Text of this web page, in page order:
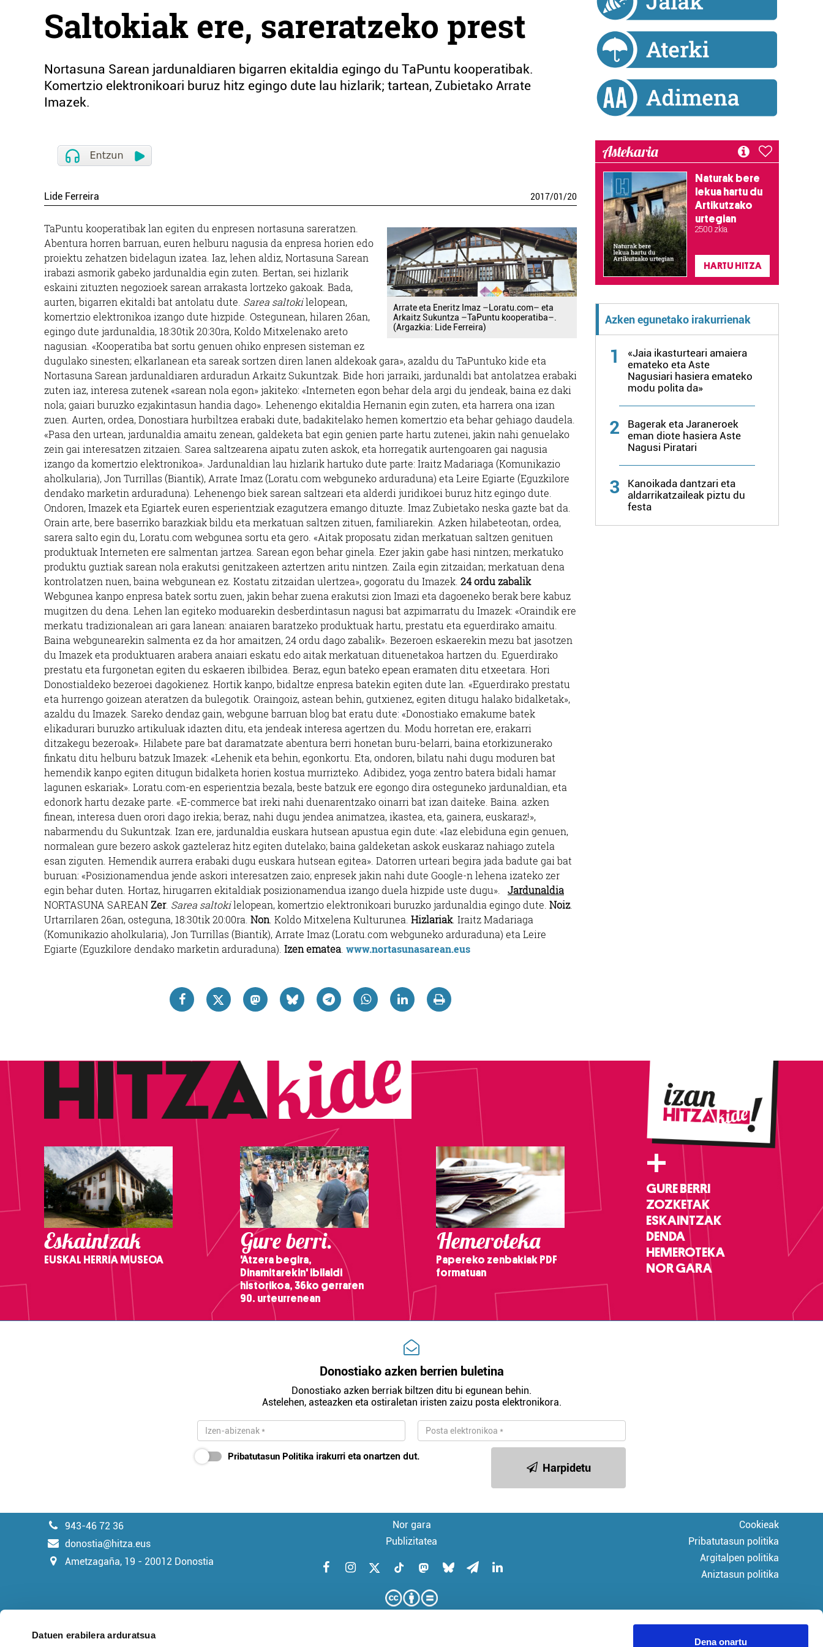
Datuen erabilera arduratsua
Dena onartu
Saltokiak ere, sareratzeko prest
Nortasuna Sarean jardunaldiaren bigarren ekitaldia egingo du TaPuntu kooperatibak.
Komertzio elektronikoari buruz hitz egingo dute lau hizlarik; tartean, Zubietako Arrate
Imazek.
Lide Ferreira 2017/01/20
Arrate eta Eneritz Imaz –Loratu.com– eta
Arkaitz Sukuntza –TaPuntu kooperatiba–.
(Argazkia: Lide Ferreira)
TaPuntu kooperatibak lan egiten du enpresen nortasuna sareratzen.
Abentura horren barruan, euren helburu nagusia da enpresa horien edo
proiektu zehatzen bidelagun izatea. Iaz, lehen aldiz, Nortasuna Sarean
irabazi asmorik gabeko jardunaldia egin zuten. Bertan, sei hizlarik
eskaini zituzten negozioek sarean arrakasta lortzeko gakoak. Bada,
aurten, bigarren ekitaldi bat antolatu dute. Sarea saltokilelopean,
komertzio elektronikoa izango dute hizpide. Ostegunean, hilaren 26an,
egingo dute jardunaldia, 18:30tik 20:30ra, Koldo Mitxelenako areto
nagusian. «Kooperatiba bat sortu genuen ohiko enpresen sisteman ez
dugulako sinesten; elkarlanean eta sareak sortzen diren lanen aldekoak gara», azaldu du TaPuntuko kide eta
Nortasuna Sarean jardunaldiaren arduradun Arkaitz Sukuntzak. Bide hori jarraiki, jardunaldi bat antolatzea erabaki
zuten iaz, interesa zutenek «sarean nola egon» jakiteko: «Interneten egon behar dela argi du jendeak, baina ez daki
nola; gaiari buruzko ezjakintasun handia dago». Lehenengo ekitaldia Hernanin egin zuten, eta harrera ona izan
zuen. Aurten, ordea, Donostiara hurbiltzea erabaki dute, badakitelako hemen komertzio eta behar gehiago daudela.
«Pasa den urtean, jardunaldia amaitu zenean, galdeketa bat egin genien parte hartu zutenei, jakin nahi genuelako
zein gai interesatzen zitzaien. Sarea saltzearena aipatu zuten askok, eta horregatik aurtengoaren gai nagusia
izango da komertzio elektronikoa». Jardunaldian lau hizlarik hartuko dute parte: Iraitz Madariaga (Komunikazio
aholkularia), Jon Turrillas (Biantik), Arrate Imaz (Loratu.com webguneko arduraduna) eta Leire Egiarte (Eguzkilore
dendako marketin arduraduna). Lehenengo biek sarean saltzeari eta alderdi juridikoei buruz hitz egingo dute.
Ondoren, Imazek eta Egiartek euren esperientziak ezagutzera emango dituzte. Imaz Zubietako neska gazte bat da.
Orain arte, bere baserriko barazkiak bildu eta merkatuan saltzen zituen, familiarekin. Azken hilabeteotan, ordea,
sarera salto egin du, Loratu.com webgunea sortu eta gero. «Aitak proposatu zidan merkatuan saltzen genituen
produktuak Interneten ere salmentan jartzea. Sarean egon behar ginela. Ezer jakin gabe hasi nintzen; merkatuko
produktu guztiak sarean nola erakutsi genitzakeen aztertzen aritu nintzen. Zaila egin zitzaidan; merkatuan dena
kontrolatzen nuen, baina webgunean ez. Kostatu zitzaidan ulertzea», gogoratu du Imazek. 24 ordu zabalik
Webgunea kanpo enpresa batek sortu zuen, jakin behar zuena erakutsi zion Imazi eta dagoeneko berak bere kabuz
mugitzen du dena. Lehen lan egiteko moduarekin desberdintasun nagusi bat azpimarratu du Imazek: «Oraindik ere
merkatu tradizionalean ari gara lanean: anaiaren baratzeko produktuak hartu, prestatu eta eguerdirako amaitu.
Baina webgunearekin salmenta ez da hor amaitzen, 24 ordu dago zabalik». Bezeroen eskaerekin mezu bat jasotzen
du Imazek eta produktuaren arabera anaiari eskatu edo aitak merkatuan dituenetakoa hartzen du. Eguerdirako
prestatu eta furgonetan egiten du eskaeren ibilbidea. Beraz, egun bateko epean eramaten ditu etxeetara. Hori
Donostialdeko bezeroei dagokienez. Hortik kanpo, bidaltze enpresa batekin egiten dute lan. «Eguerdirako prestatu
eta hurrengo goizean ateratzen da bulegotik. Oraingoiz, astean behin, gutxienez, egiten ditugu halako bidalketak»,
azaldu du Imazek. Sareko dendaz gain, webgune barruan blog bat eratu dute: «Donostiako emakume batek
elikadurari buruzko artikuluak idazten ditu, eta jendeak interesa agertzen du. Modu horretan ere, erakarri
ditzakegu bezeroak». Hilabete pare bat daramatzate abentura berri honetan buru-belarri, baina etorkizunerako
finkatu ditu helburu batzuk Imazek: «Lehenik eta behin, egonkortu. Eta, ondoren, bilatu nahi dugu moduren bat
hemendik kanpo egiten ditugun bidalketa horien kostua murrizteko. Adibidez, yoga zentro batera bidali hamar
lagunen eskariak». Loratu.com-en esperientzia bezala, beste batzuk ere egongo dira osteguneko jardunaldian, eta
edonork hartu dezake parte. «E-commerce bat ireki nahi duenarentzako oinarri bat izan daiteke. Baina. azken
finean, interesa duen orori dago irekia; beraz, nahi dugu jendea animatzea, ikastea, eta, gainera, euskaraz!»,
nabarmendu du Sukuntzak. Izan ere, jardunaldia euskara hutsean apustua egin dute: «Iaz elebiduna egin genuen,
normalean gure bezero askok gazteleraz hitz egiten dutelako; baina galdeketan askok euskaraz nahiago zutela
esan ziguten. Hemendik aurrera erabaki dugu euskara hutsean egitea». Datorren urteari begira jada badute gai bat
buruan: «Posizionamendua jende askori interesatzen zaio; enpresek jakin nahi dute Google-n lehena izateko zer
egin behar duten. Hortaz, hirugarren ekitaldiak posizionamendua izango duela hizpide uste dugu». Jardunaldia
NORTASUNA SAREANZer. Sarea saltokilelopean, komertzio elektronikoari buruzko jardunaldia egingo dute. Noiz.
Urtarrilaren 26an, osteguna, 18:30tik 20:00ra. Non . Koldo Mitxelena Kulturunea. Hizlariak. Iraitz Madariaga
(Komunikazio aholkularia), Jon Turrillas (Biantik), Arrate Imaz (Loratu.com webguneko arduraduna) eta Leire
Egiarte (Eguzkilore dendako marketin arduraduna). Izen ematea www.nortasunasarean.eus
Astekaria
Naturak bere
lekua hartu du
Artikutzako
urtegian
2.500 zkia.
HARTU HITZA
Azken egunetako irakurrienak
1
«Jaia ikasturteari amaiera
emateko eta Aste
Nagusiari hasiera emateko
modu polita da»
2
Bagerak eta Jaraneroek
eman diote hasiera Aste
Nagusi Piratari
3
Kanoikada dantzari eta
aldarrikatzaileak piztu du
festa
Eskaintzak
EUSKAL HERRIA MUSEOA
Gure berri.
'Atzera begira,
Dinamitarekin' ibilaldi
historikoa, 36ko gerraren
90. urteurrenean
Hemeroteka
Papereko zenbakiak PDF
formatuan
+
GURE BERRI
ZOZKETAK
ESKAINTZAK
DENDA
HEMEROTEKA
NOR GARA
Donostiako azken berrien buletina
Donostiako azken berriak biltzen ditu bi egunean behin.
Astelehen, asteazken eta ostiraletan iristen zaizu posta elektronikora.
Pribatutasun Politika irakurri eta onartzen dut.
Harpidetu
943-46 72 36
donostia@hitza.eus
Ametzagaña, 19 - 20012 Donostia
Nor gara
Publizitatea
Cookieak
Pribatutasun politika
Argitalpen politika
Aniztasun politika